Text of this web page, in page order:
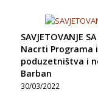
SAVJETOVANJE
Nacrti Programa
poduzetništva i
Barban
30/03/2022